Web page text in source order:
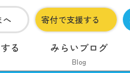
へ 寄付で支援する
る みらいブログ
Blog